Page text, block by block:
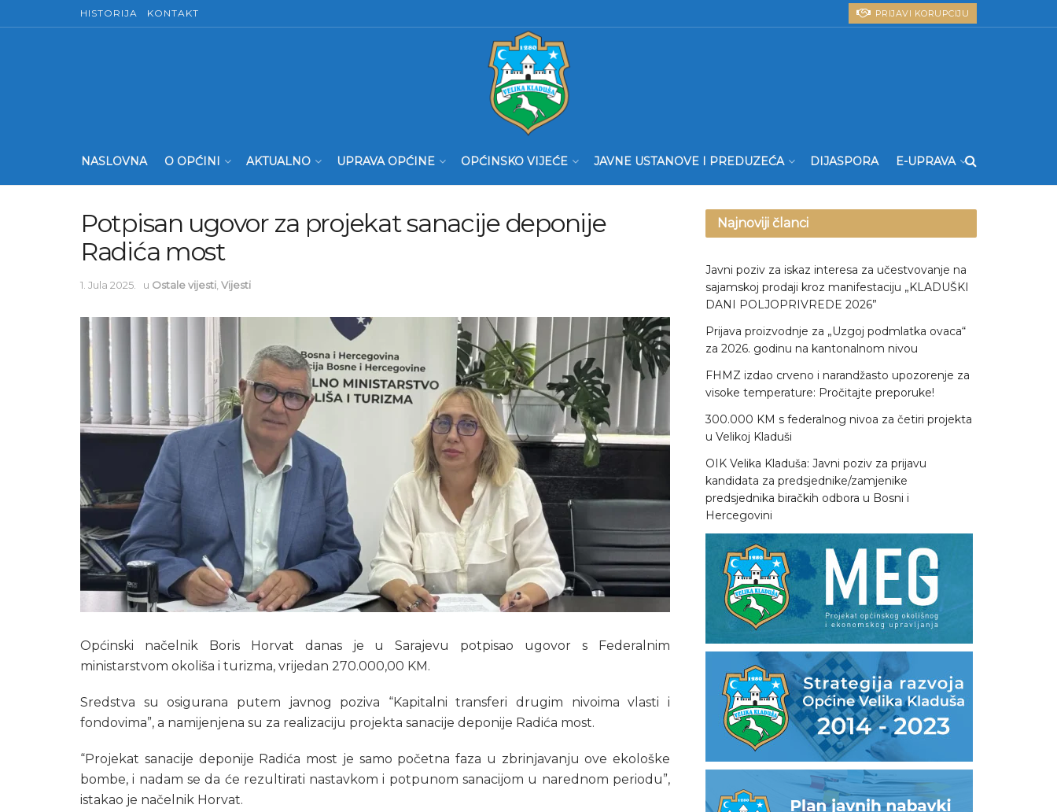
HISTORIJA KONTAKT PRIJAVI KORUPCIJU
NASLOVNA O OPĆINI AKTUALNO UPRAVA OPĆINE OPĆINSKO VIJEĆE JAVNE USTANOVE I PREDUZEĆA DIJASPORA E-UPRAVA
Potpisan ugovor za projekat sanacije deponije
Radića most
1. Jula 2025. u Ostale vijesti Vijesti
Općinski načelnik Boris Horvat danas je u Sarajevu potpisao ugovor s Federalnim
ministarstvom okoliša i turizma, vrijedan 270.000,00 KM.
Sredstva su osigurana putem javnog poziva “Kapitalni transferi drugim nivoima vlasti i
fondovima”, a namijenjena su za realizaciju projekta sanacije deponije Radića most.
“Projekat sanacije deponije Radića most je samo početna faza u zbrinjavanju ove ekološke
bombe, i nadam se da će rezultirati nastavkom i potpunom sanacijom u narednom periodu”,
istakao je načelnik Horvat.
Najnoviji članci
Javni poziv za iskaz interesa za učestvovanje na
sajamskoj prodaji kroz manifestaciju „KLADUŠKI
DANI POLJOPRIVREDE 2026”
Prijava proizvodnje za „Uzgoj podmlatka ovaca“
za 2026. godinu na kantonalnom nivou
FHMZ izdao crveno i narandžasto upozorenje za
visoke temperature: Pročitajte preporuke!
300.000 KM s federalnog nivoa za četiri projekta
u Velikoj Kladuši
OIK Velika Kladuša: Javni poziv za prijavu
kandidata za predsjednike/zamjenike
predsjednika biračkih odbora u Bosni i
Hercegovini